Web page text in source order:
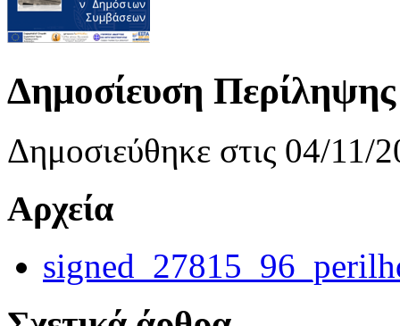
Δημοσίευση
Δημοσιεύθηκε στις 04/11/
Αρχεία